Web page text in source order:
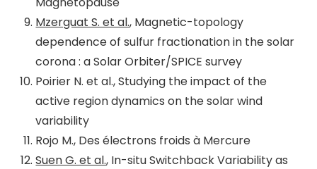
Mzerguat S. et al., Magnetic-topology
dependence of sulfur fractionation in the solar
corona : a Solar Orbiter/SPICE survey
Poirier N. et al., Studying the impact of the
active region dynamics on the solar wind
variability
Rojo M., Des électrons froids à Mercure
Suen G. et al., In-situ Switchback Variability as